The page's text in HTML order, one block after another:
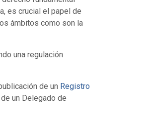
es crucial el papel de
ámbitos como son la
una regulación
de un Registro
un Delegado de